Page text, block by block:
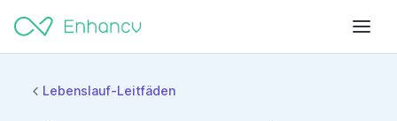
Lebenslauf-Leitfäden